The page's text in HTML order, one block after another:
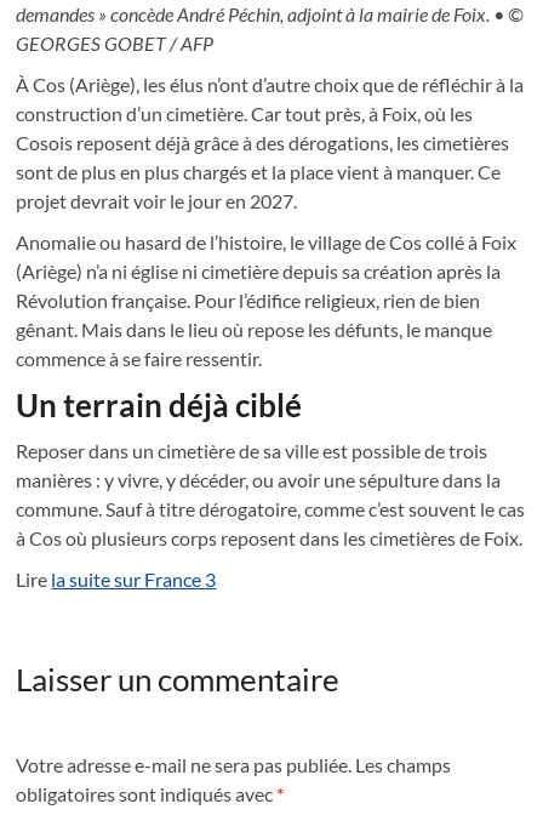
demandes » concède André Péchin, adjoint à la mairie de Foix. •©
GEORGES GOBET / AFP
À Cos (Ariège), les élus n’ont d’autre choix que de réfléchir à la
construction d’un cimetière. Car tout près, à Foix, où les
Cosois reposent déjà grâce à des dérogations, les cimetières
sont de plus en plus chargés et la place vient à manquer. Ce
projet devrait voir le jour en 2027.
Anomalie ou hasard de l’histoire, le village de Cos collé à Foix
(Ariège) n’a ni église ni cimetière depuis sa création après la
Révolution française. Pour l’édifice religieux, rien de bien
gênant. Mais dans le lieu où repose les défunts, le manque
commence à se faire ressentir.
Un terrain déjà ciblé
Reposer dans un cimetière de sa ville est possible de trois
manières : y vivre, y décéder, ou avoir une sépulture dans la
commune. Sauf à titre dérogatoire, comme c’est souvent le cas
à Cos où plusieurs corps reposent dans les cimetières de Foix.
Lire la suite sur France 3
Laisser un commentaire
Votre adresse e-mail ne sera pas publiée. Les champs
obligatoires sont indiqués avec *